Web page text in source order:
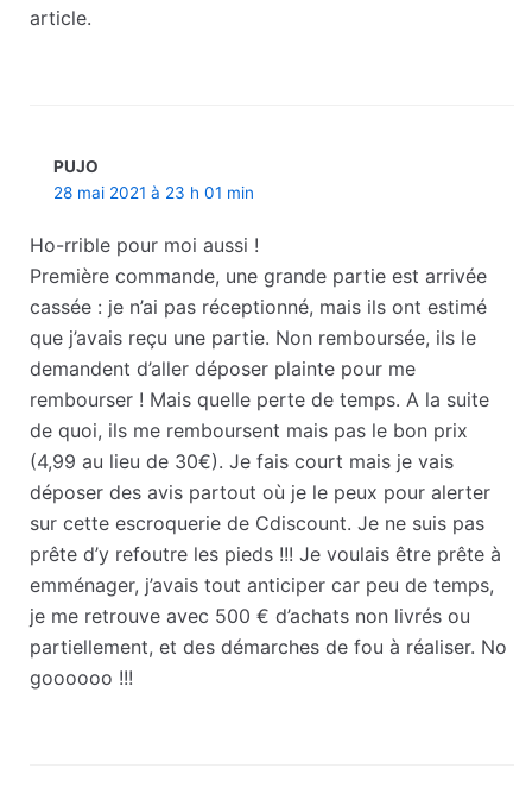
article.
PUJO
28 mai 2021 à 23 h 01 min
Ho-rrible pour moi aussi !
Première commande, une grande partie est arrivée
cassée : je n’ai pas réceptionné, mais ils ont estimé
que j’avais reçu une partie. Non remboursée, ils le
demandent d’aller déposer plainte pour me
rembourser ! Mais quelle perte de temps. A la suite
de quoi, ils me remboursent mais pas le bon prix
(4,99 au lieu de 30€). Je fais court mais je vais
déposer des avis partout où je le peux pour alerter
sur cette escroquerie de Cdiscount. Je ne suis pas
prête d’y refoutre les pieds !!! Je voulais être prête à
emménager, j’avais tout anticiper car peu de temps,
je me retrouve avec 500 € d’achats non livrés ou
partiellement, et des démarches de fou à réaliser. No
goooooo !!!